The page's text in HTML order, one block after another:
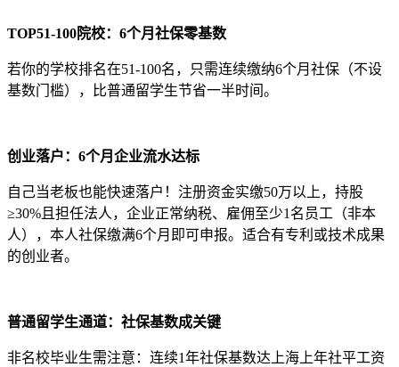
TOP51-100院校：6个月社保零基数
若你的学校排名在51-100名，只需连续缴纳6个月社保（不设
基数门槛），比普通留学生节省一半时间。
创业落户：6个月企业流水达标
自己当老板也能快速落户！注册资金实缴50万以上，持股
≥30%且担任法人，企业正常纳税、雇佣至少1名员工（非本
人），本人社保缴满6个月即可申报。适合有专利或技术成果
的创业者。
普通留学生通道：社保基数成关键
非名校毕业生需注意：连续1年社保基数达上海上年社平工资